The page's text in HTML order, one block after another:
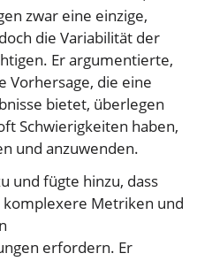
zwar eine einzige,
die Variabilität der
Er argumentierte,
Vorhersage, die eine
bietet, überlegen
Schwierigkeiten haben,
und anzuwenden.
und fügte hinzu, dass
Metriken und
erfordern. Er